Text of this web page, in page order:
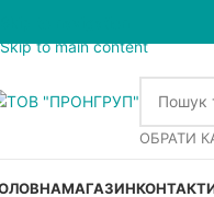
Skip to main content
ОБРАТИ
МАГАЗИН